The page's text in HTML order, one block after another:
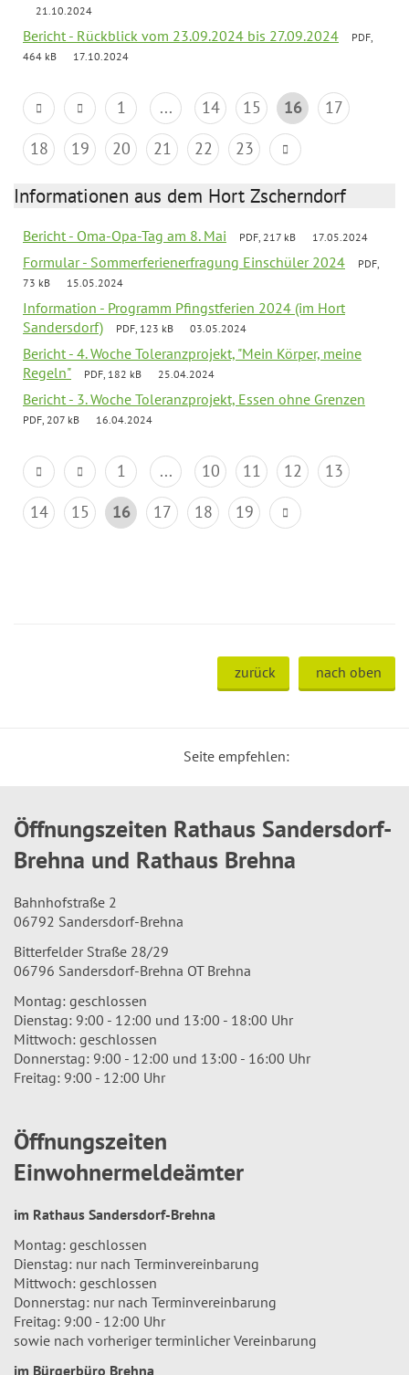
21.10.2024
Bericht - Rückblick vom 23.09.2024 bis 27.09.2024
PDF,
464 kB
17.10.2024
1 ... 14 15 16
17
18
19 20 21 22 23
Informationen aus dem Hort Zscherndorf
Bericht - Oma-Opa-Tag am 8. Mai PDF, 217 kB 17.05.2024
Formular - Sommerferienerfragung Einschüler 2024
PDF,
73 kB
15.05.2024
Information - Programm Pfingstferien 2024 (im Hort
Sandersdorf)
PDF, 123 kB 03.05.2024
Bericht - 4. Woche Toleranzprojekt, "Mein Körper, meine
Regeln"
PDF, 182 kB 25.04.2024
Bericht - 3. Woche Toleranzprojekt, Essen ohne Grenzen
PDF, 207 kB 16.04.2024
1 ... 10 11 12
13
14
15 16 17 18 19
zurück nach oben
Seite empfehlen:
Öffnungszeiten Rathaus Sandersdorf-
Brehna und Rathaus Brehna
Bahnhofstraße 2
06792 Sandersdorf-Brehna
Bitterfelder Straße 28/29
06796 Sandersdorf-Brehna OT Brehna
Montag: geschlossen
Dienstag: 9:00 - 12:00 und 13:00 - 18:00 Uhr
Mittwoch: geschlossen
Donnerstag: 9:00 - 12:00 und 13:00 - 16:00 Uhr
Freitag: 9:00 - 12:00 Uhr
Öffnungszeiten
Einwohnermeldeämter
im Rathaus Sandersdorf-Brehna
Montag: geschlossen
Dienstag: nur nach Terminvereinbarung
Mittwoch: geschlossen
Donnerstag: nur nach Terminvereinbarung
Freitag: 9:00 - 12:00 Uhr
sowie nach vorheriger terminlicher Vereinbarung
im Bürgerbüro Brehna